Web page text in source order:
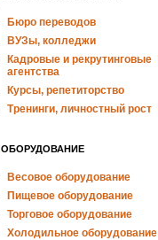
Бюро переводов
ВУЗы, колледжи
Кадровые и рекрутинговые
агентства
Курсы, репетиторство
Тренинги, личностный рост
ОБОРУДОВАНИЕ
Весовое оборудование
Пищевое оборудование
Торговое оборудование
Холодильное оборудование